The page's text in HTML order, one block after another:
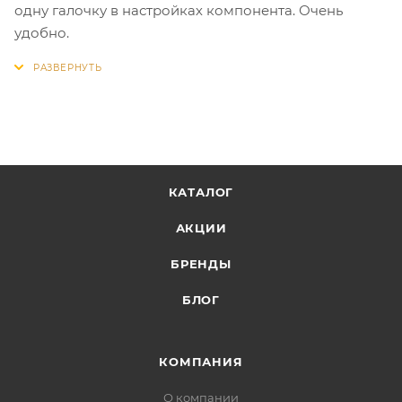
одну галочку в настройках компонента. Очень
удобно.
КАТАЛОГ
АКЦИИ
БРЕНДЫ
БЛОГ
КОМПАНИЯ
О компании